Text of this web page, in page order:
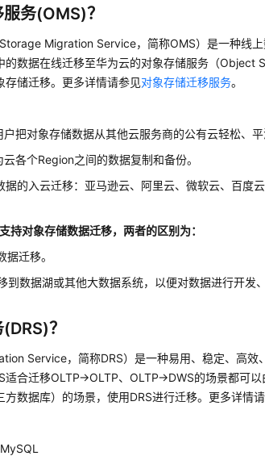
务(OMS)？
Migration Service，简称OMS）是一种线
的数据在线迁移至华为云的对象存储服务（Object
存储迁移。更多详情请参见对象存储迁移服务。
把对象存储数据从其他云服务商的公有云轻松、平
各个Region之间的数据复制和备份。
据的入云迁移：亚马逊云、阿里云、微软云、百度
持对象存储数据迁移，两者的区别为：
迁移。
到数据湖或其他大数据系统，以便对数据进行开发
？
Service，简称DRS）是一种易用、稳定、高效
合迁移OLTP->OLTP、OLTP->DWS的场景都可
方数据库）的场景，使用DRS进行迁移。更多详情